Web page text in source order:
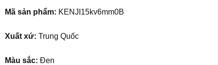
Mã sản phẩm: KENJI15kv6mm0B
Xuất xứ: Trung Quốc
Màu sắc: Đen